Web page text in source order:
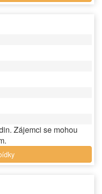
Zájemci se mohou